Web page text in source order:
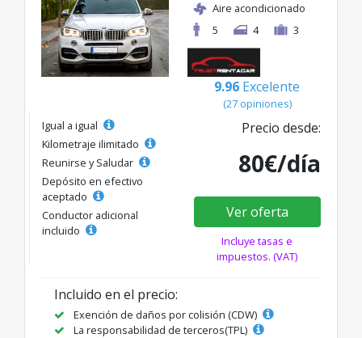
Aire acondicionado
5
4 3
9.96 Excelente
(27 opiniones)
Igual a igual
Kilometraje ilimitado
Reunirse y Saludar
Depósito en efectivo
aceptado
Conductor adicional
incluido
Precio desde:
80€/día
Ver oferta
Incluye tasas e
impuestos. (VAT)
Incluido en el precio:
Exención de daños por colisión (CDW)
La responsabilidad de terceros(TPL)